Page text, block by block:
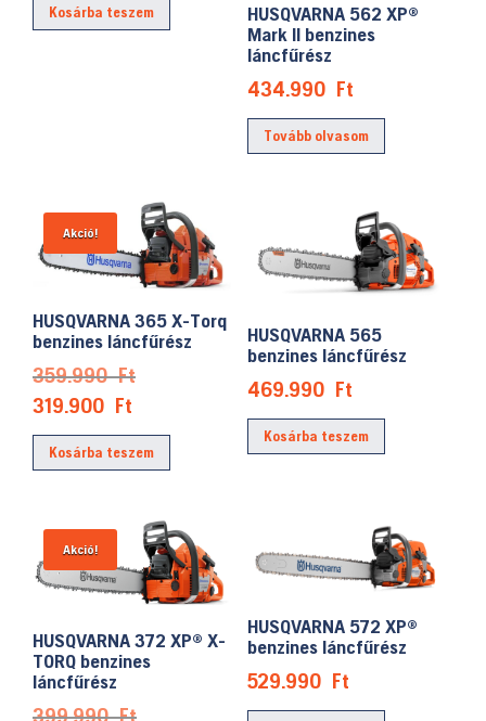
Kosárba teszem
HUSQVARNA 562 XP®
Mark II benzines
láncfűrész
434.990 Ft
Tovább olvasom
Akció!
HUSQVARNA 365 X-Torq
benzines láncfűrész
359.990FtOriginal
was:
359.990 Ft.
319.900 Ft
price
is:
Kosárba teszem
HUSQVARNA 565
benzines láncfűrész
469.990 Ft
Kosárba teszem
Akció!
HUSQVARNA 372 XP® X-
TORQ benzines
láncfűrész
399.990FtOriginal
HUSQVARNA 572 XP®
benzines láncfűrész
529.990 Ft